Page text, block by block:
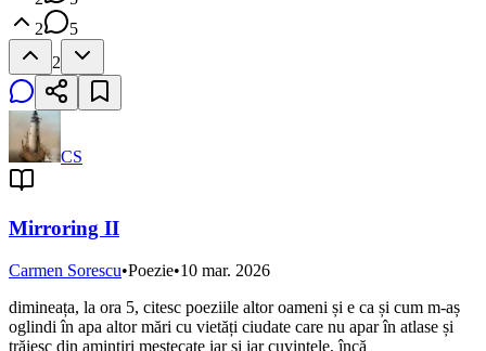
2
5
2
CS
Mirroring II
Carmen Sorescu•Poezie•10 mar. 2026
dimineața, la ora 5, citesc poeziile altor oameni și e ca și cum m-aș
oglindi în apa altor mări cu vietăți ciudate care nu apar în atlase și
trăiesc din amintiri mestecate iar și iar cuvintele, încă